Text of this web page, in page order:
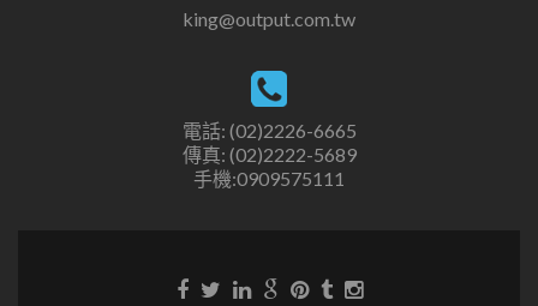
king@output.com.tw
電話: (02)2226-6665
傳真: (02)2222-5689
手機:0909575111